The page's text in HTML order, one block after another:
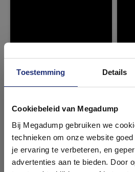
Toestemming Details
Cookiebeleid van Megadump
Bij Megadump gebruiken we
technieken om onze website
je ervaring te verbeteren, en
advertenties aan te bieden. Door
badkamers in
Laat je inspireren door 21
badkameropstellingen – van
ervaren adviseurs helpen je